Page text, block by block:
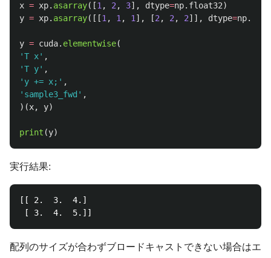
x = xp. asarray([1 , 2 , 3], dtype=np. float32)
y = xp. asarray([[1 , 1 , 1 ], [2 , 2 , 2]], dtype=np.
y = cuda. elementwise(
'T x' ,
'T y' ,
' y += x; ' ,
' sample3_fwd ' ,
)(x, y)
print (y)
実行結果:
[[ 2.  3.  4.]
配列のサイズが合わずブロードキャストできない場合はエ